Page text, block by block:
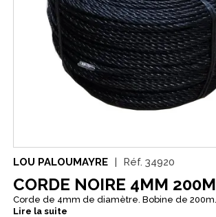
LOU PALOUMAYRE Réf. 34920
CORDE NOIRE 4MM 200M
Corde de 4mm de diamètre. Bobine de 200m.
Lire la suite